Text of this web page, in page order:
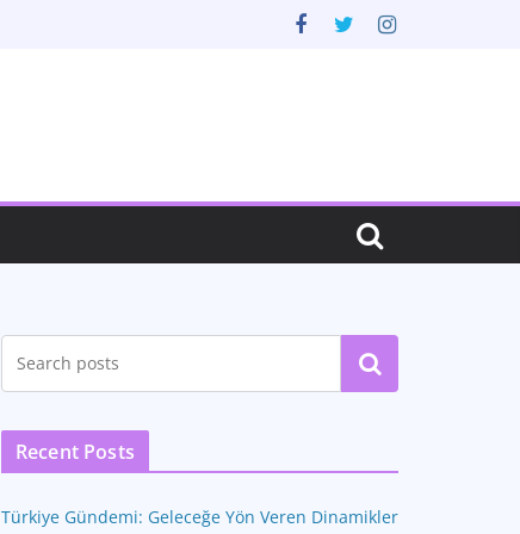
Ara
Recent Posts
Türkiye Gündemi: Geleceğe Yön Veren Dinamikler